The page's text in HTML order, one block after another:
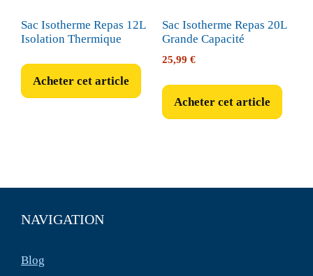
Sac Isotherme Repas 12L
Isolation Thermique
Acheter cet article
Sac Isotherme Repas 20L
Grande Capacité
25,99 €
Acheter cet article
NAVIGATION
Blog